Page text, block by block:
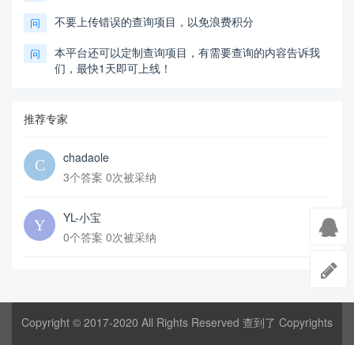
问 不要上传错误的查询项目，以免浪费积分
问
本平台还可以定制查询项目，有需要查询的内容告诉我
们，最快1天即可上线！
推荐专家
chadaole
3个答案 0次被采纳
YL-小宝
0个答案 0次被采纳
Copyright © 2017-2020 All Rights Reserved 查到了 Copyrights